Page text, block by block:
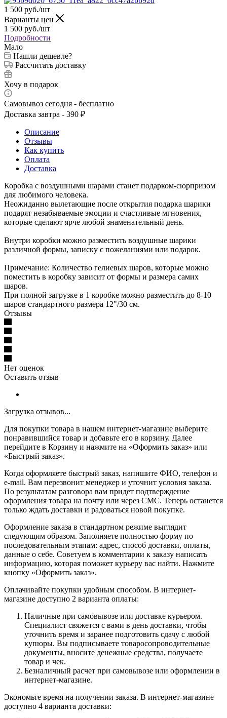
1 500 руб./шт
Варианты цен
1 500 руб./шт
Подробности
Мало
Нашли дешевле?
Рассчитать доставку
Хочу в подарок
Самовывоз сегодня - бесплатно
Доставка завтра - 390 ₽
Описание
Отзывы
Как купить
Оплата
Доставка
Коробка с воздушными шарами станет подарком-сюрпризом
для любимого человека.
Неожиданно вылетающие после открытия подарка шарики
подарят незабываемые эмоции и счастливые мгновения,
которые сделают ярче любой знаменательный день.
Внутри коробки можно разместить воздушные шарики
различной формы, записку с пожеланиями или подарок.
Примечание: Количество гелиевых шаров, которые можно
поместить в коробку зависит от формы и размера самих
шаров.
При полной загрузке в 1 коробке можно разместить до 8-10
шаров стандартного размера 12"/30 см.
Отзывы
Нет оценок
Оставить отзыв
Загрузка отзывов...
Для покупки товара в нашем интернет-магазине выберите
понравившийся товар и добавьте его в корзину. Далее
перейдите в Корзину и нажмите на «Оформить заказ» или
«Быстрый заказ».
Когда оформляете быстрый заказ, напишите ФИО, телефон и
e-mail. Вам перезвонит менеджер и уточнит условия заказа.
По результатам разговора вам придет подтверждение
оформления товара на почту или через СМС. Теперь останется
только ждать доставки и радоваться новой покупке.
Оформление заказа в стандартном режиме выглядит
следующим образом. Заполняете полностью форму по
последовательным этапам: адрес, способ доставки, оплаты,
данные о себе. Советуем в комментарии к заказу написать
информацию, которая поможет курьеру вас найти. Нажмите
кнопку «Оформить заказ».
Оплачивайте покупки удобным способом. В интернет-
магазине доступно 2 варианта оплаты:
Наличные при самовывозе или доставке курьером.
Специалист свяжется с вами в день доставки, чтобы
уточнить время и заранее подготовить сдачу с любой
купюры. Вы подписываете товаросопроводительные
документы, вносите денежные средства, получаете
товар и чек.
Безналичный расчет при самовывозе или оформлении в
интернет-магазине.
Экономьте время на получении заказа. В интернет-магазине
доступно 4 варианта доставки: